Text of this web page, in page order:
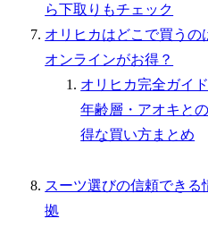
ら下取りもチェック
オリヒカはどこで買うの
オンラインがお得？
オリヒカ完全ガイ
年齢層・アオキと
得な買い方まとめ
スーツ選びの信頼できる
拠